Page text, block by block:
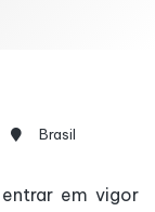
Brasil
em vigor